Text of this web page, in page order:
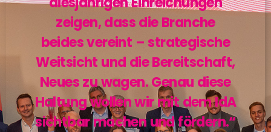
zeigen, dass die Branche
beides vereint – strategische
Weitsicht und die Bereitschaft,
Neues zu wagen. Genau diese
Haltung wollen wir mit dem IdA
sichtbar machen und fördern.“